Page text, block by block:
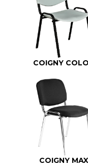
COIGNY
COIGNY MAX